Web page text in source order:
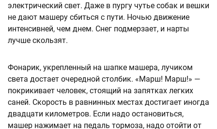
электрический свет. Даже в пургу чутье собак и вешки
не дают машеру сбиться с пути. Ночью движение
интенсивней, чем днем. Снег подмерзает, и нарты
лучше скользят.
Фонарик, укрепленный на шапке машера, лучиком
света достает очередной столбик. «Марш! Марш!» —
покрикивает человек, стоящий на запятках легких
саней. Скорость в равнинных местах достигает иногда
двадцати километров. Если надо остановиться,
машер нажимает на педаль тормоза, надо отойти от